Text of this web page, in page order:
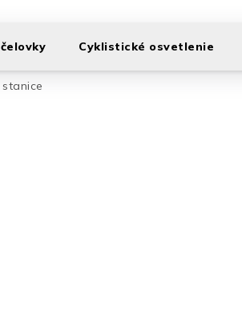
čelovky Cyklistické osvetlenie